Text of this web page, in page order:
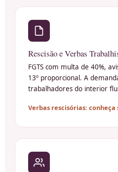
Rescisão e Verbas
FGTS com multa de 40%,
13º proporcional. A
trabalhadores do interior
Verbas rescisórias: